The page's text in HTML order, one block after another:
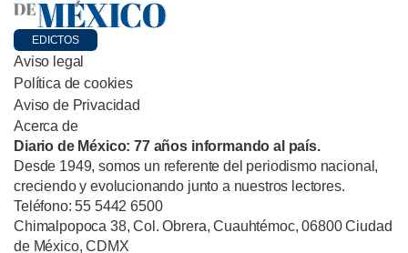
EDICTOS
Aviso legal
Política de cookies
Aviso de Privacidad
Acerca de
Diario de México: 77 años informando al país.
Desde 1949, somos un referente del periodismo nacional,
creciendo y evolucionando junto a nuestros lectores.
Teléfono: 55 5442 6500
Chimalpopoca 38, Col. Obrera, Cuauhtémoc, 06800 Ciudad
de México, CDMX